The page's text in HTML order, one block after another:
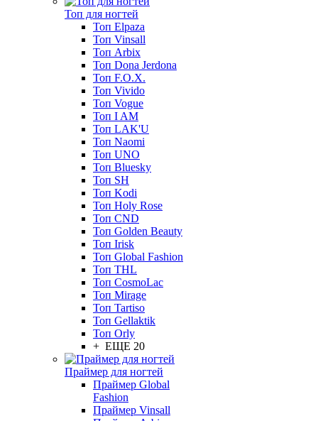
Топ для ногтей
Топ Elpaza
Топ Vinsall
Топ Arbix
Топ Dona Jerdona
Топ F.O.X.
Топ Vivido
Топ Vogue
Топ I AM
Топ LAK'U
Топ Naomi
Топ UNO
Топ Bluesky
Топ SH
Топ Kodi
Топ Holy Rose
Топ CND
Топ Golden Beauty
Топ Irisk
Топ Global Fashion
Топ THL
Топ CosmoLac
Топ Mirage
Топ Tartiso
Топ Gellaktik
Топ Orly
+ ЕЩЕ 20
Праймер для ногтей
Праймер Global
Fashion
Праймер Vinsall